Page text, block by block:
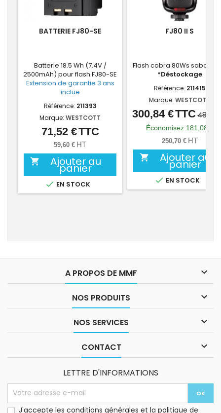
BATTERIE FJ80-SE
Batterie 18.5 Wh (7.4V /
2500mAh) pour flash FJ80-SE
Extension de garantie 3 ans
inclue
Référence: 211393
Marque: WESTCOTT
Prix
71,52 €TTC
59,60 € HT
 Ajouter au
panier
 EN STOCK
FJ80 II S
Flash cobra 80Ws sabot
*Déstockage
Référence: 211415
Marque: WESTCOTT
Prix
Prix
de
base
300,84 €TTC
Économisez 181,08 €
250,70 € HT
 Ajouter au
panier
 EN STOCK
A PROPOS DE MMF 
NOS PRODUITS 
NOS SERVICES 
CONTACT 
LETTRE D'INFORMATIONS
J'accepte les conditions générales et la politique de